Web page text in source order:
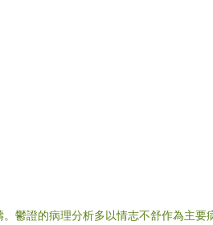
鬱證的病理分析多以情志不舒作為主要